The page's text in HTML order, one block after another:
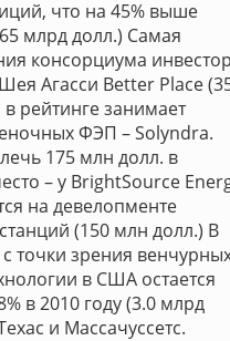
что на 45% выше
млрд долл.) Самая
консорциума
Агасси Better Place
рейтинге занимает
ФЭП – Solyndra.
175 млн долл. в
– у BrightSource
на девелопменте
(150 млн долл.) В
точки зрения
в США остается
в 2010 году (3.0 млрд
и Массачуссетс.